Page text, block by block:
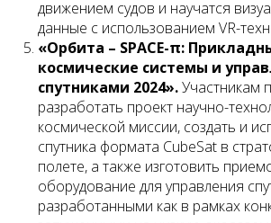
движением судов и научатся
данные с использованием VR-
«Орбита – SPACE-π:
космические системы и
спутниками 2024».Участникам
разработать проект научно-
космической миссии, создать и
спутника формата CubeSat в
полете, а также изготовить
оборудование для управления
разработанными как в рамках